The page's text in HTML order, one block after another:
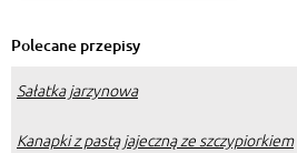
Polecane przepisy
Sałatka jarzynowa
Kanapki z pastą jajeczną ze szczypiorkiem